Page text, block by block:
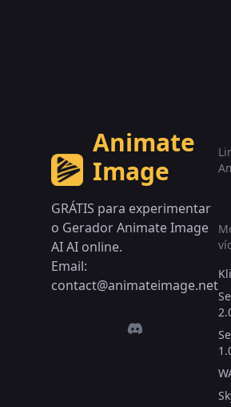
Animate
Image
GRÁTIS para experimentar
o Gerador Animate Image
AI AI online.
Email:
contact@animateimage.net